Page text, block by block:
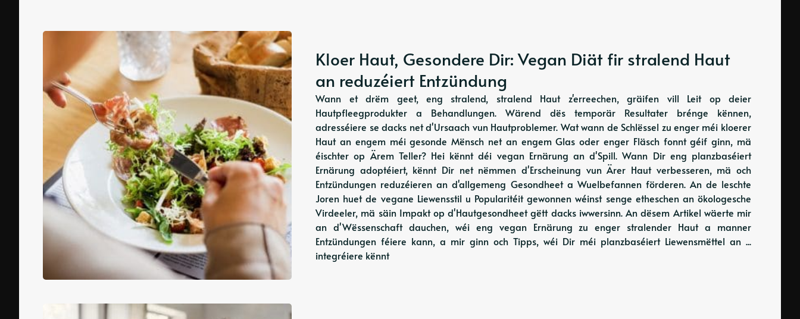
Kloer Haut, Gesondere Dir: Vegan Diät fir stralend Haut
an reduzéiert Entzündung
Wann et drëm geet, eng stralend, stralend Haut z'erreechen, gräifen vill Leit op deier
Hautpfleegprodukter a Behandlungen. Wärend dës temporär Resultater brénge kënnen,
adresséiere se dacks net d'Ursaach vun Hautproblemer. Wat wann de Schlëssel zu enger méi kloerer
Haut an engem méi gesonde Mënsch net an engem Glas oder enger Fläsch fonnt géif ginn, mä
éischter op Ärem Teller? Hei kënnt déi vegan Ernärung an d'Spill. Wann Dir eng planzbaséiert
Ernärung adoptéiert, kënnt Dir net nëmmen d'Erscheinung vun Ärer Haut verbesseren, mä och
Entzündungen reduzéieren an d'allgemeng Gesondheet a Wuelbefannen förderen. An de leschte
Joren huet de vegane Liewensstil u Popularitéit gewonnen wéinst senge etheschen an ökologesche
Virdeeler, mä säin Impakt op d'Hautgesondheet gëtt dacks iwwersinn. An dësem Artikel wäerte mir
an d'Wëssenschaft dauchen, wéi eng vegan Ernärung zu enger stralender Haut a manner
Entzündungen féiere kann, a mir ginn och Tipps, wéi Dir méi planzbaséiert Liewensmëttel an ...
integréiere kënnt